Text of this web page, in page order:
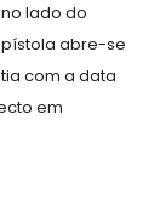
lado do
abre-se
com a data
em